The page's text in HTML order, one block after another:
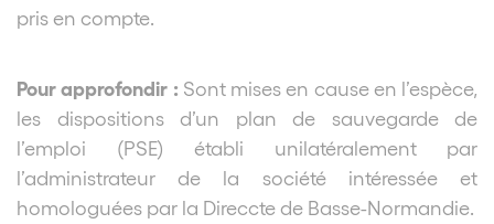
pris en compte.
Pour approfondir : Sont mises en cause en l’espèce,
les dispositions d’un plan de sauvegarde de
l’emploi (PSE) établi unilatéralement par
l’administrateur de la société intéressée et
homologuées par la Direccte de Basse-Normandie.